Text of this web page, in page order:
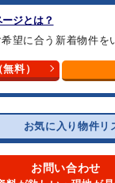
ジとは？
望に合う 新着物件を
料）
お気に入り物件リ
お問い合わせ